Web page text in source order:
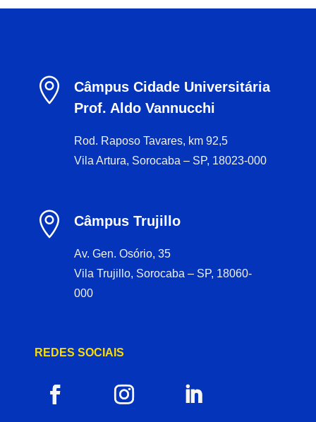

Câmpus Cidade Universitária
Prof. Aldo Vannucchi
Rod. Raposo Tavares, km 92,5
Vila Artura, Sorocaba – SP, 18023-000
 Câmpus Trujillo
Av. Gen. Osório, 35
Vila Trujillo, Sorocaba – SP, 18060-
000
REDES SOCIAIS